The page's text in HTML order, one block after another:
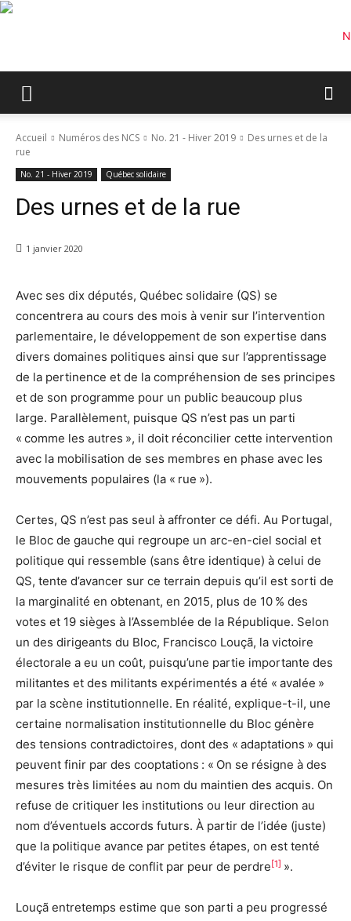
Accueil Numéros des NCS No. 21 - Hiver 2019
Des urnes et de la
rue
No. 21 - Hiver 2019 Québec solidaire
Des urnes et de la rue
1 janvier 2020
Avec ses dix députés, Québec solidaire (QS) se
concentrera au cours des mois à venir sur l’intervention
parlementaire, le développement de son expertise dans
divers domaines politiques ainsi que sur l’apprentissage
de la pertinence et de la compréhension de ses principes
et de son programme pour un public beaucoup plus
large. Parallèlement, puisque QS n’est pas un parti
« comme les autres », il doit réconcilier cette intervention
avec la mobilisation de ses membres en phase avec les
mouvements populaires (la « rue »).
Certes, QS n’est pas seul à affronter ce défi. Au Portugal,
le Bloc de gauche qui regroupe un arc-en-ciel social et
politique qui ressemble (sans être identique) à celui de
QS, tente d’avancer sur ce terrain depuis qu’il est sorti de
la marginalité en obtenant, en 2015, plus de 10 % des
votes et 19 sièges à l’Assemblée de la République. Selon
un des dirigeants du Bloc, Francisco Louçã, la victoire
électorale a eu un coût, puisqu’une partie importante des
militantes et des militants expérimentés a été « avalée »
par la scène institutionnelle. En réalité, explique-t-il, une
certaine normalisation institutionnelle du Bloc génère
des tensions contradictoires, dont des « adaptations » qui
peuvent finir par des cooptations : « On se résigne à des
mesures très limitées au nom du maintien des acquis. On
refuse de critiquer les institutions ou leur direction au
nom d’éventuels accords futurs. À partir de l’idée (juste)
que la politique avance par petites étapes, on est tenté
d’éviter le risque de conflit par peur de perdre[1] ».
Louçã entretemps estime que son parti a peu progressé